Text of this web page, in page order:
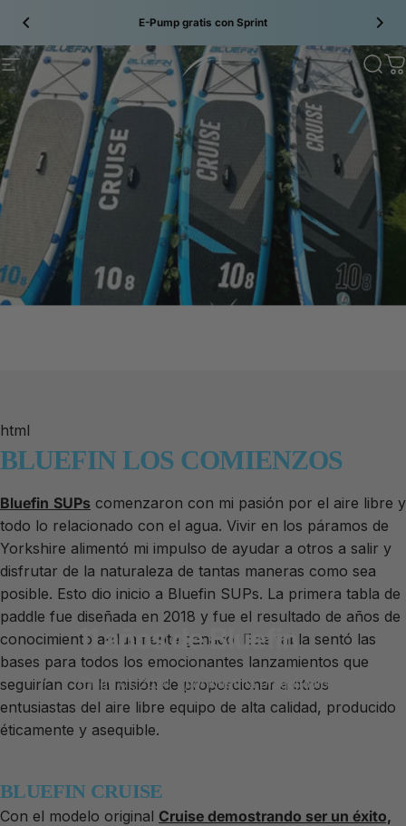
E-Pump gratis con Sprint
Site navigation Bluefin SUP
11añosdeBluefin
ago 01, 2024 porKristina Dragojlovic
html
BLUEFIN LOS COMIENZOS
Bluefin SUPs comenzaron con mi pasión por el aire libre y
todo lo relacionado con el agua. Vivir en los páramos de
Yorkshire alimentó mi impulso de ayudar a otros a salir y
disfrutar de la naturaleza de tantas maneras como sea
posible. Esto dio inicio a Bluefin SUPs. La primera tabla de
paddle fue diseñada en 2018 y fue el resultado de años de
conocimiento arduamente ganado. Esta tabla sentó las
bases para todos los emocionantes lanzamientos que
seguirían con la misión de proporcionar a otros
entusiastas del aire libre equipo de alta calidad, producido
éticamente y asequible.
BLUEFIN CRUISE
Con el modelo original Cruise demostrando ser un éxito,